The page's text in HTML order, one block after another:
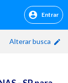
Entrar
Alterar busca